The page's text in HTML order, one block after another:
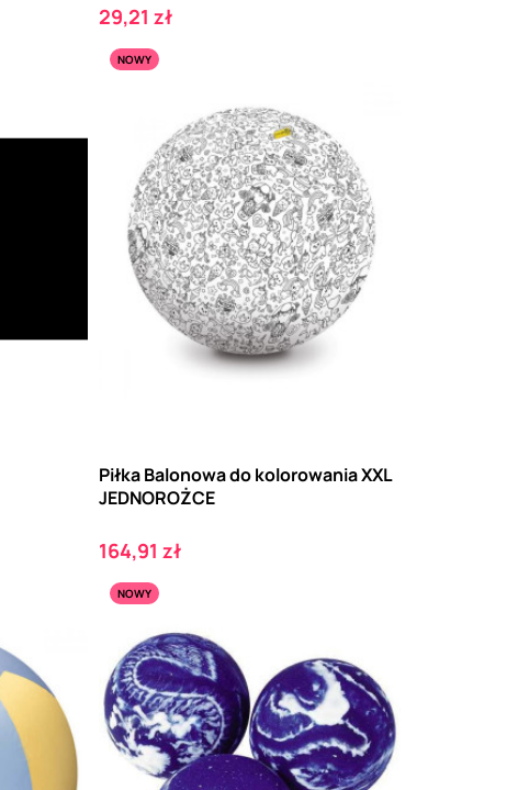
Cena
29,21 zł
NOWY
Piłka Balonowa do kolorowania XXL
JEDNOROŻCE
Cena
164,91 zł
NOWY